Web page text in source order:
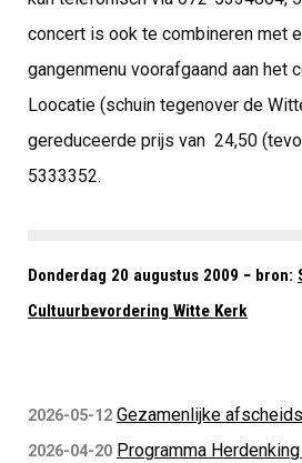
concert is ook te combineren met
gangenmenu voorafgaand aan het
Loocatie (schuin tegenover de
gereduceerde prijs van  24,50
5333352.
Donderdag 20 augustus 2009 − bron:
Cultuurbevordering Witte Kerk
2026-05-12 Gezamenlijke
2026-04-20 Programma